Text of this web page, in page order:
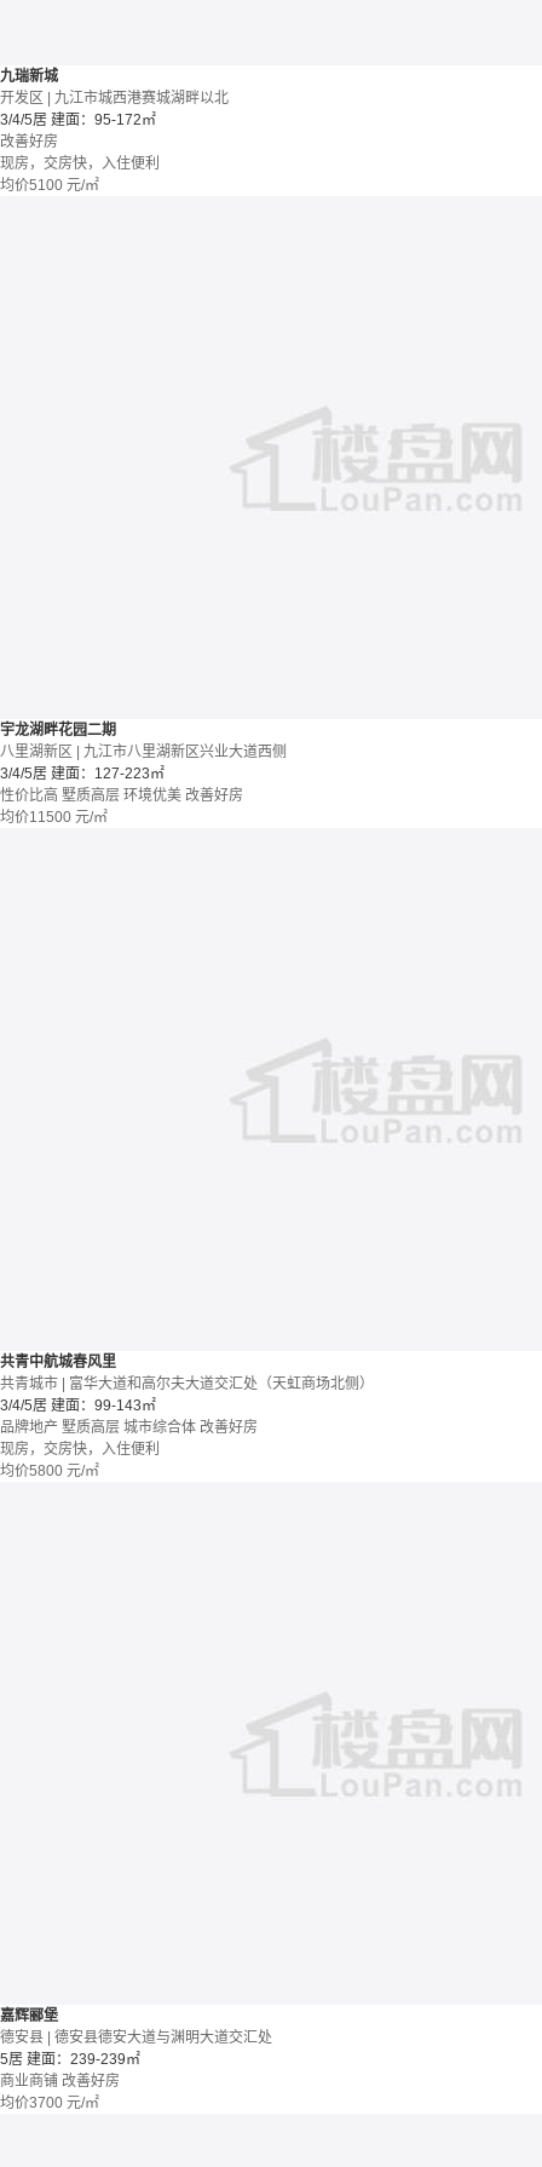
九瑞新城
开发区 | 九江市城西港赛城湖畔以北
3/4/5居 建面：95-172㎡
改善好房
现房，交房快，入住便利
均价5100 元/㎡
宇龙湖畔花园二期
八里湖新区 | 九江市八里湖新区兴业大道西侧
3/4/5居 建面：127-223㎡
性价比高 墅质高层 环境优美 改善好房
均价11500 元/㎡
共青中航城春风里
共青城市 | 富华大道和高尔夫大道交汇处（天虹商场北侧）
3/4/5居 建面：99-143㎡
品牌地产 墅质高层 城市综合体 改善好房
现房，交房快，入住便利
均价5800 元/㎡
嘉辉郦堡
德安县 | 德安县德安大道与渊明大道交汇处
5居 建面：239-239㎡
商业商铺 改善好房
均价3700 元/㎡